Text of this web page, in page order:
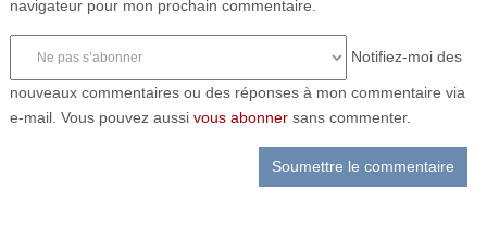
navigateur pour mon prochain commentaire.
Notifiez-moi des
nouveaux commentaires ou des réponses à mon commentaire via
e-mail. Vous pouvez aussi vous abonnersans commenter.